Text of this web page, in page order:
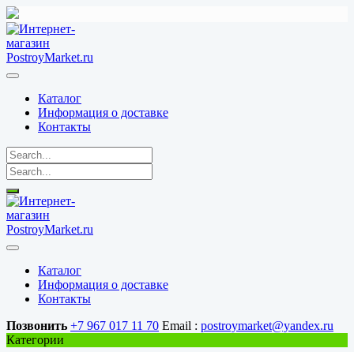
Перейти
к
содержимому
Каталог
Информация о доставке
Контакты
Каталог
Информация о доставке
Контакты
Позвонить +7 967 017 11 70 Email : postroymarket@yandex.ru
Категории